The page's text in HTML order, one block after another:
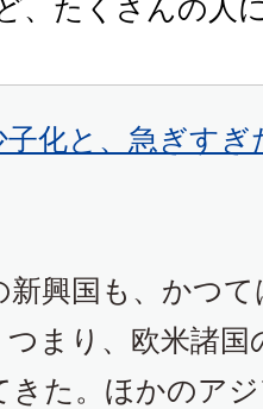
、たくさんの人
子化と、急ぎす
新興国も、かつ
まり、欧米諸
きた。ほかのア